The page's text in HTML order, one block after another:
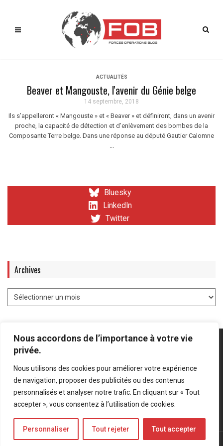
Nous accordons de l’importance à votre vie
privée.
Nous utilisons des cookies pour améliorer votre expérience
de navigation, proposer des publicités ou des contenus
personnalisés et analyser notre trafic. En cliquant sur « Tout
accepter », vous consentez à l’utilisation de cookies.
Personnaliser Tout rejeter Tout accepter
ACTUALITÉS
Beaver et Mangouste, l'avenir du Génie belge
14 septembre, 2018
Ils s’appelleront « Mangouste » et « Beaver » et définiront, dans un avenir
proche, la capacité de détection et d’enlèvement des bombes de la
Composante Terre belge. Dans une réponse au député Gautier Calomne
...
Bluesky
LinkedIn
Twitter
Archives
Mentions légales Politique de confidentialité
Bluesky
LinkedIn
Twitter
© Forces Operations Blog - 2022